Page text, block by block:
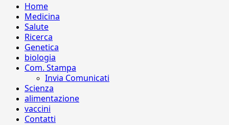
Home
Medicina
Salute
Ricerca
Genetica
biologia
Com. Stampa
Invia Comunicati
Scienza
alimentazione
vaccini
Contatti